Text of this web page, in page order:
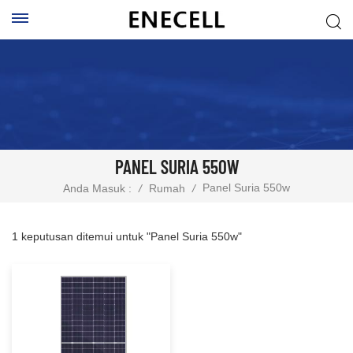
PANEL SURIA 550W
Anda Masuk : / Rumah / Panel Suria 550w
1 keputusan ditemui untuk "Panel Suria 550w"